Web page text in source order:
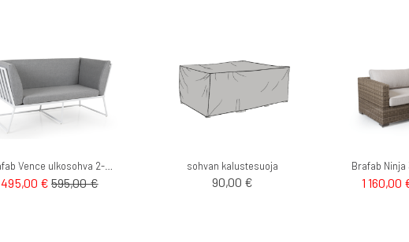
495,00 € 595,00 €
sohvan kalustesuoja
90,00 € 1 160,00